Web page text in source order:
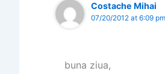
Costache Mihai
07/20/2012 at 6:09 pm
buna ziua,